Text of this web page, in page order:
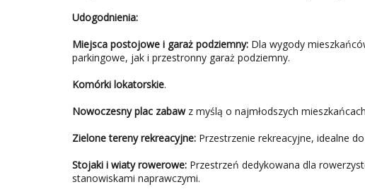
Udogodnienia:
Miejsca postojowe i garaż podziemny: Dla wygody
parkingowe, jak i przestronny garaż podziemny.
Komórki lokatorskie.
Nowoczesny plac zabaw z myślą o najmłodszych mieszkańcach
Zielone tereny rekreacyjne: Przestrzenie rekreacyjne, idealne
Stojaki i wiaty rowerowe: Przestrzeń dedykowana dla
stanowiskami naprawczymi.